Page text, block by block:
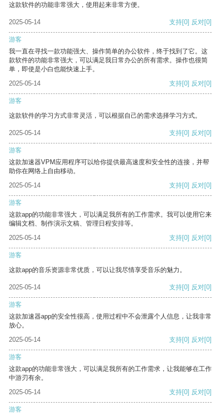
这款软件的功能非常强大，使用起来非常方便。
2025-05-14 支持[0] 反对[0]
游客
我一直在寻找一款功能强大、操作简单的办公软件，终于找到了它。这
款软件的功能非常强大，可以满足我日常办公的所有需求。操作也很简
单，即使是小白也能快速上手。
2025-05-14
支持[0] 反对[0]
游客
这款软件的学习方式非常灵活，可以根据自己的需求选择学习方式。
2025-05-14 支持[0] 反对[0]
游客
这款加速器VPM应用程序可以给你提供最高速度和安全性的连接，并帮
助你在网络上自由移动。
2025-05-14
支持[0] 反对[0]
游客
这款app的功能非常强大，可以满足我所有的工作需求。我可以使用它来
编辑文档、制作演示文稿、管理日程安排等。
2025-05-14
支持[0] 反对[0]
游客
这款app的音乐资源非常优质，可以让我尽情享受音乐的魅力。
2025-05-14 支持[0] 反对[0]
游客
这款加速器app的安全性很高，使用过程中不会泄露个人信息，让我非常
放心。
2025-05-14
支持[0] 反对[0]
游客
这款app的功能非常强大，可以满足我所有的工作需求，让我能够在工作
中游刃有余。
2025-05-14
支持[0] 反对[0]
游客